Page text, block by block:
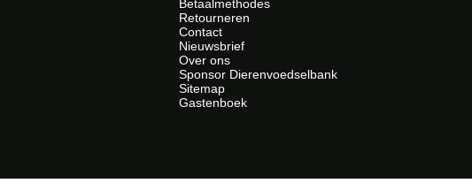
Betaalmethodes
Retourneren
Contact
Nieuwsbrief
Over ons
Sponsor Dierenvoedselbank
Sitemap
Gastenboek